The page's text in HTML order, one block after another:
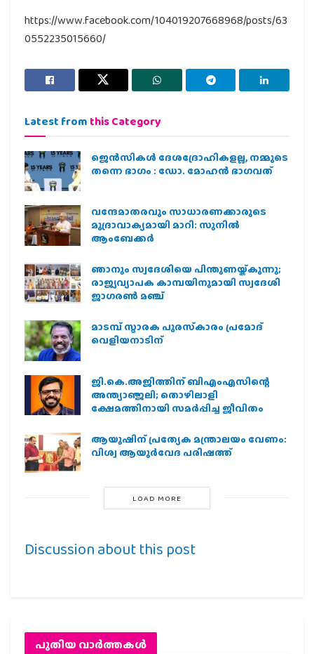
https://www.facebook.com/104019207668968/posts/63
0552235015660/
Latest from this Category
ജെന്‍സികള്‍ ദേശദ്രോഹികളല്ല, നമ്മുടെ
തന്നെ ഭാഗം : ഡോ. മോഹന്‍ ഭാഗവത്
വന്ദേമാതരവും സാധാരണക്കാരുടെ
മുദ്രാവാക്യമായി മാറി: സുനിൽ
ആംബേക്കർ
ഞാനും സ്വദേശിയെ പിന്തുണയ്ക്കുന്നു;
രാജ്യവ്യാപക കാമ്പയിനുമായി സ്വദേശി
ജാഗരണ്‍ മഞ്ച്
മാടമ്പ് സ്മാരക പുരസ്‌കാരം പ്രമോദ്
വെളിയനാടിന്
ജി.കെ.അജിത്തിന് ബിഎംഎസിന്റെ
അന്ത്യാഞ്ജലി; തൊഴിലാളി
ക്ഷേമത്തിനായി സമര്‍പ്പിച്ച ജീവിതം
ആയുഷിന് പ്രത്യേക മന്ത്രാലയം വേണം:
വിശ്വ ആയുര്‍വേദ പരിഷത്ത്
LOAD MORE
Discussion about this post
പുതിയ വാര്‍ത്തകള്‍